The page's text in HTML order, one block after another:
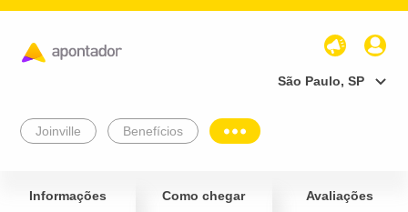
São Paulo, SP
Joinville Benefícios
Informações Como chegar Avaliações